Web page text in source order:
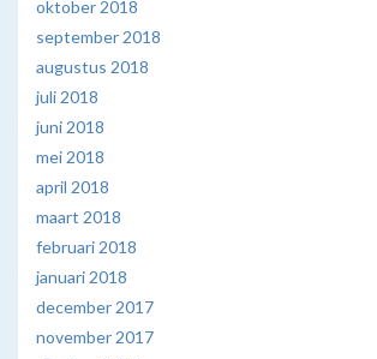
oktober 2018
september 2018
augustus 2018
juli 2018
juni 2018
mei 2018
april 2018
maart 2018
februari 2018
januari 2018
december 2017
november 2017